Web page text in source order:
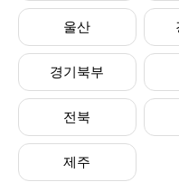
울산
경기북부
전북
제주